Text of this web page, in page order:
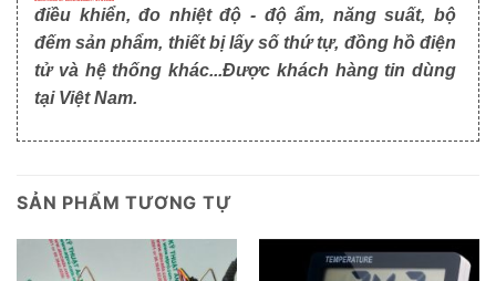
điều khiển, đo nhiệt độ - độ ẩm, năng suất, bộ
đếm sản phẩm, thiết bị lấy số thứ tự, đồng hồ điện
tử và hệ thống khác...Được khách hàng tin dùng
tại Việt Nam.
SẢN PHẨM TƯƠNG TỰ